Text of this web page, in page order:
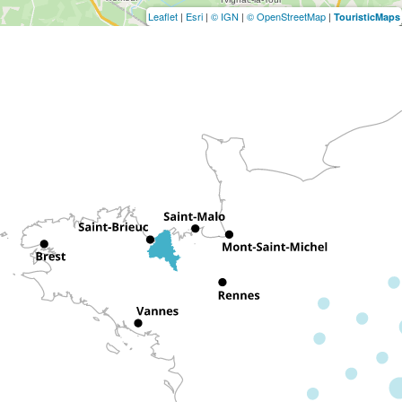
Leaflet | Esri | © IGN | © OpenStreetMap | TouristicMaps